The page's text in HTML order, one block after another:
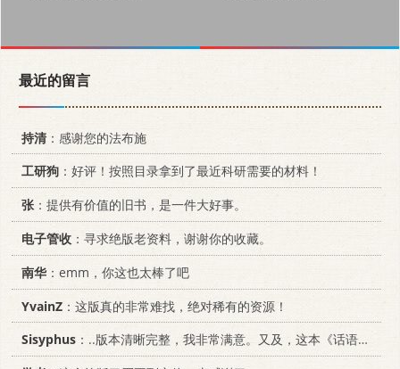
最近的留言
持清：感谢您的法布施
工研狗 ：好评！按照目录拿到了最近科研需要的材料！
张：提供有价值的旧书，是一件大好事。
电子管收 ：寻求绝版老资料，谢谢你的收藏。
南华：emm，你这也太棒了吧
YvainZ ：这版真的非常难找，绝对稀有的资源！
Sisyphus ：..版本清晰完整，我非常满意。又及，这本《话语的真相》...